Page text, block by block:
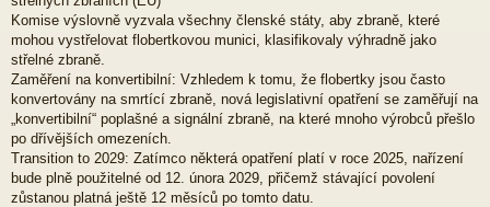
Komise výslovně vyzvala všechny členské státy, aby zbraně, které
mohou vystřelovat flobertkovou munici, klasifikovaly výhradně jako
střelné zbraně.
Zaměření na konvertibilní: Vzhledem k tomu, že flobertky jsou často
konvertovány na smrtící zbraně, nová legislativní opatření se zaměřují na
„konvertibilní“ poplašné a signální zbraně, na které mnoho výrobců přešlo
po dřívějších omezeních.
Transition to 2029: Zatímco některá opatření platí v roce 2025, nařízení
bude plně použitelné od 12. února 2029, přičemž stávající povolení
zůstanou platná ještě 12 měsíců po tomto datu.